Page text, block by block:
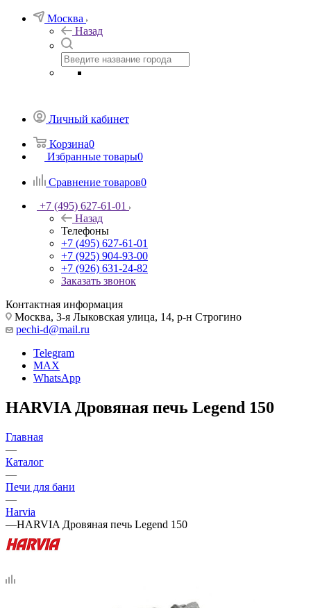
Москва
Назад
Личный кабинет
Корзина0
Избранные товары0
Сравнение товаров0
+7 (495) 627-61-01
Назад
Телефоны
+7 (495) 627-61-01
+7 (925) 904-93-00
+7 (926) 631-24-82
Заказать звонок
Контактная информация
Москва, 3-я Лыковская улица, 14, р-н Строгино
pechi-d@mail.ru
Telegram
MAX
WhatsApp
HARVIA Дровяная печь Legend 150
Главная
—
Каталог
—
Печи для бани
—
Harvia
—HARVIA Дровяная печь Legend 150